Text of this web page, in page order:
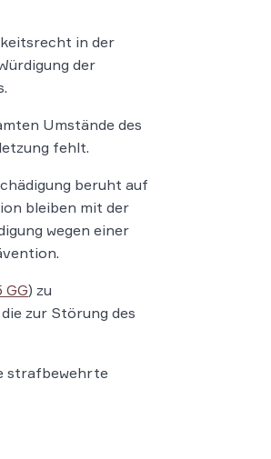
in der
der
Umstände des
fehlt.
beruht auf
bleiben mit der
wegen einer
GG) zu
zur Störung des
strafbewehrte